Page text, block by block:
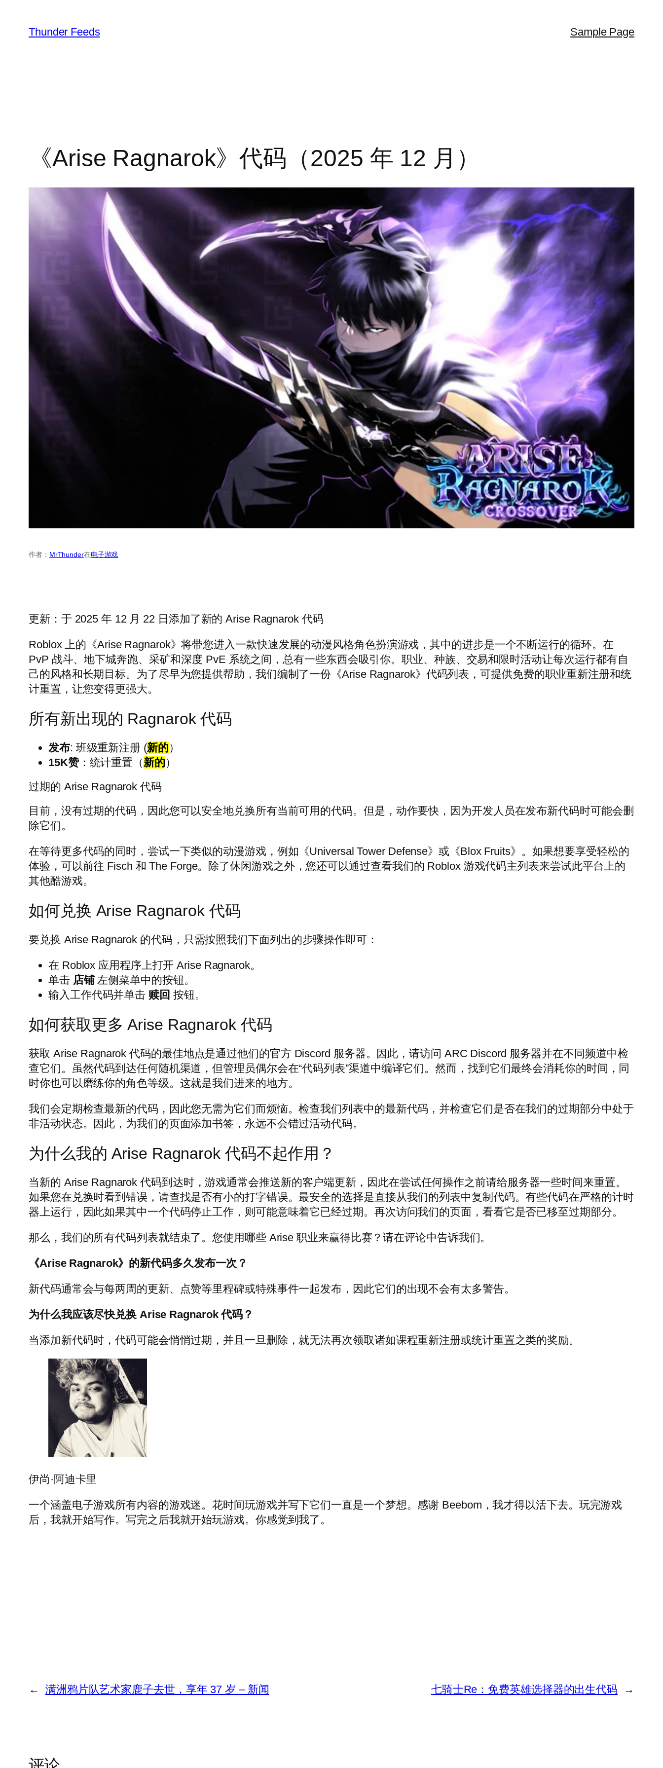
Thunder Feeds Sample Page
《Arise Ragnarok》代码（2025 年 12 月）
作者： MrThunder在电子游戏
更新：于 2025 年 12 月 22 日添加了新的 Arise Ragnarok 代码
Roblox 上的《Arise Ragnarok》将带您进入一款快速发展的动漫风格角色扮演游戏，其中的进步是一个不断运行的循环。在
PvP 战斗、地下城奔跑、采矿和深度 PvE 系统之间，总有一些东西会吸引你。职业、种族、交易和限时活动让每次运行都有自
己的风格和长期目标。为了尽早为您提供帮助，我们编制了一份《Arise Ragnarok》代码列表，可提供免费的职业重新注册和统
计重置，让您变得更强大。
所有新出现的 Ragnarok 代码
发布: 班级重新注册 (新的）
15K赞：统计重置（新的）
过期的 Arise Ragnarok 代码
目前，没有过​​期的代码，因此您可以安全地兑换所有当前可用的代码。但是，动作要快，因为开发人员在发布新代码时可能会删
除它们。
在等待更多代码的同时，尝试一下类似的动漫游戏，例如《Universal Tower Defense》或《Blox Fruits》。如果想要享受轻松的
体验，可以前往 Fisch 和 The Forge。除了休闲游戏之外，您还可以通过查看我们的 Roblox 游戏代码主列表来尝试此平台上的
其他酷游戏。
如何兑换 Arise Ragnarok 代码
要兑换 Arise Ragnarok 的代码，只需按照我们下面列出的步骤操作即可：
在 Roblox 应用程序上打开 Arise Ragnarok。
单击 店铺左侧菜单中的按钮。
输入工作代码并单击 赎回 按钮。
如何获取更多 Arise Ragnarok 代码
获取 Arise Ragnarok 代码的最佳地点是通过他们的官方 Discord 服务器。因此，请访问 ARC Discord 服务器并在不同频道中检
查它们。虽然代码到达任何随机渠道，但管理员偶尔会在“代码列表”渠道中编译它们。然而，找到它们最终会消耗你的时间，同
时你也可以磨练你的角色等级。这就是我们进来的地方。
我们会定期检查最新的代码，因此您无需为它们而烦恼。检查我们列表中的最新代码，并检查它们是否在我们的过期部分中处于
非活动状态。因此，为我们的页面添加书签，永远不会错过活动代码。
为什么我的 Arise Ragnarok 代码不起作用？
当新的 Arise Ragnarok 代码到达时，游戏通常会推送新的客户端更新，因此在尝试任何操作之前请给服务器一些时间来重置。
如果您在兑换时看到错误，请查找是否有小的打字错误。最安全的选择是直接从我们的列表中复制代码。有些代码在严格的计时
器上运行，因此如果其中一个代码停止工作，则可能意味着它已经过期。再次访问我们的页面，看看它是否已移至过期部分。
那么，我们的所有代码列表就结束了。您使用哪些 Arise 职业来赢得比赛？请在评论中告诉我们。
《Arise Ragnarok》的新代码多久发布一次？
新代码通常会与每两周的更新、点赞等里程碑或特殊事件一起发布，因此它们的出现不会有太多警告。
为什么我应该尽快兑换 Arise Ragnarok 代码？
当添加新代码时，代码可能会悄悄过期，并且一旦删除，就无法再次领取诸如课程重新注册或统计重置之类的奖励。
伊尚·阿迪卡里
一个涵盖电子游戏所有内容的游戏迷。花时间玩游戏并写下它们一直是一个梦想。感谢 Beebom，我才得以活下去。玩完游戏
后，我就开始写作。写完之后我就开始玩游戏。你感觉到我了。
← 满洲鸦片队艺术家鹿子去世，享年 37 岁 – 新闻 七骑士Re：免费英雄选择器的出生代码 →